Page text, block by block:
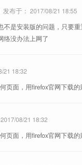
发布于： 2017/08/21 18:55
不是安装版的问题，只要
络没办法上网了
21 18:32
页面，用firefox官网下载
2017/08/21 18:32
页面，用firefox官网下载